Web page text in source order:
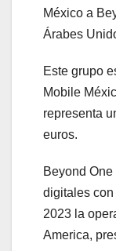
México a
Árabes
Este grupo
Mobile
representa
euros.
Beyond
digitales
2023 la
America,